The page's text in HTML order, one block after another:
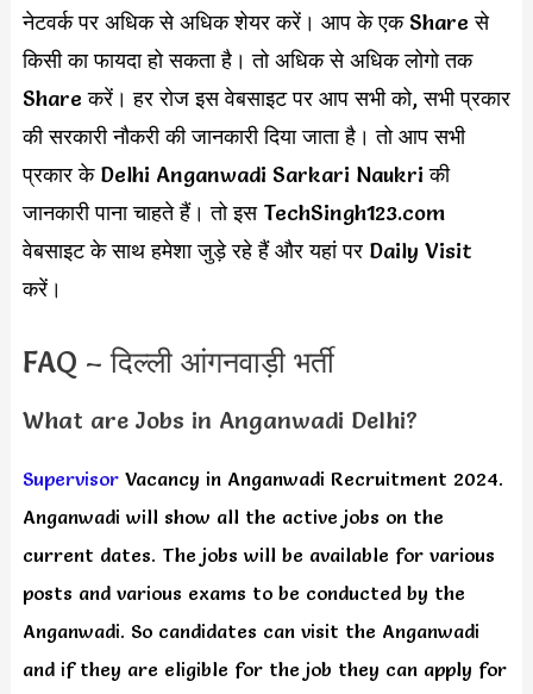
नेटवर्क पर अधिक से अधिक शेयर करें। आप के एक Share से
किसी का फायदा हो सकता है। तो अधिक से अधिक लोगो तक
Share करें। हर रोज इस वेबसाइट पर आप सभी को, सभी प्रकार
की सरकारी नौकरी की जानकारी दिया जाता है। तो आप सभी
प्रकार के Delhi Anganwadi Sarkari Naukri की
जानकारी पाना चाहते हैं। तो इस TechSingh123.com
वेबसाइट के साथ हमेशा जुड़े रहे हैं और यहां पर Daily Visit
करें।
FAQ – दिल्ली आंगनवाड़ी भर्ती
What are Jobs in Anganwadi Delhi?
SupervisorVacancy in Anganwadi Recruitment 2024.
Anganwadi will show all the active jobs on the
current dates. The jobs will be available for various
posts and various exams to be conducted by the
Anganwadi. So candidates can visit the Anganwadi
and if they are eligible for the job they can apply for